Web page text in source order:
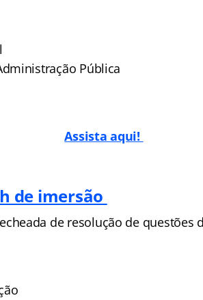
Pública
Assista aqui!
de imersão
de resolução de questões